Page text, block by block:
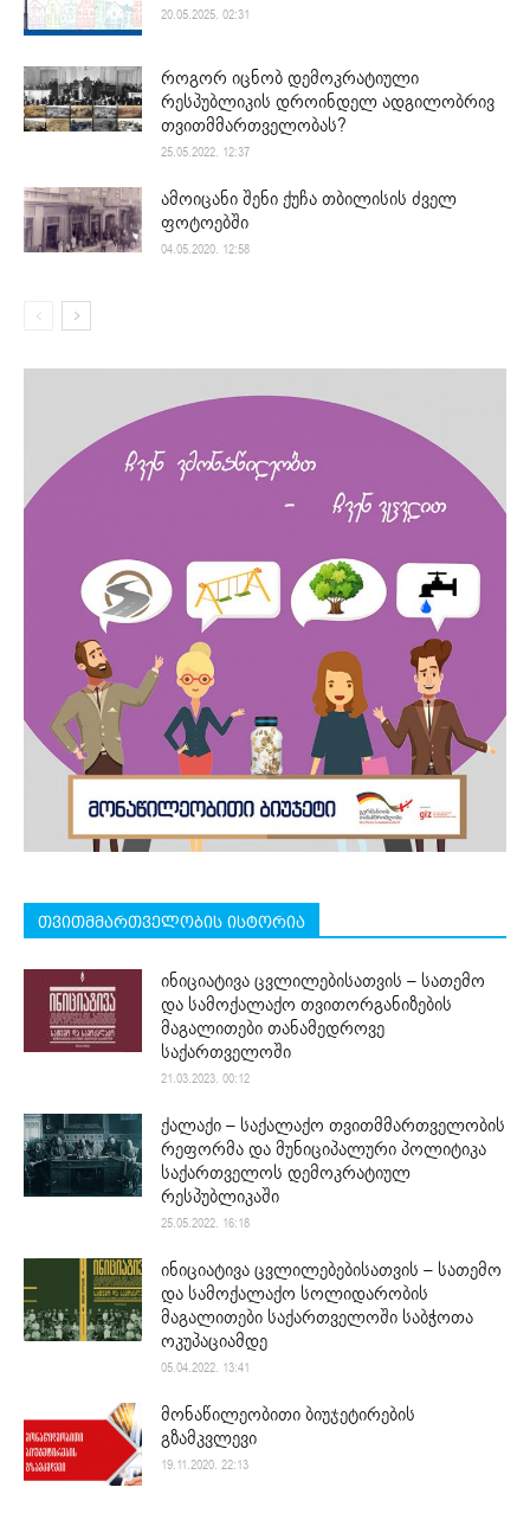
20.05.2025. 02:31
როგორ იცნობ დემოკრატიული
რესპუბლიკის დროინდელ ადგილობრივ
თვითმმართველობას?
25.05.2022. 12:37
ამოიცანი შენი ქუჩა თბილისის ძველ
ფოტოებში
04.05.2020. 12:58
თვითმმართველობის ისტორია
ინიციატივა ცვლილებისათვის – სათემო
და სამოქალაქო თვითორგანიზების
მაგალითები თანამედროვე
საქართველოში
21.03.2023. 00:12
ქალაქი – საქალაქო თვითმმართველობის
რეფორმა და მუნიციპალური პოლიტიკა
საქართველოს დემოკრატიულ
რესპუბლიკაში
25.05.2022. 16:18
ინიციატივა ცვლილებებისათვის – სათემო
და სამოქალაქო სოლიდარობის
მაგალითები საქართველოში საბჭოთა
ოკუპაციამდე
05.04.2022. 13:41
მონაწილეობითი ბიუჯეტირების
გზამკვლევი
19.11.2020. 22:13